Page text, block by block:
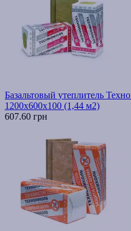
Базальтовый утеплитель
1200х600х100 (1,44 м2)
607.60 грн